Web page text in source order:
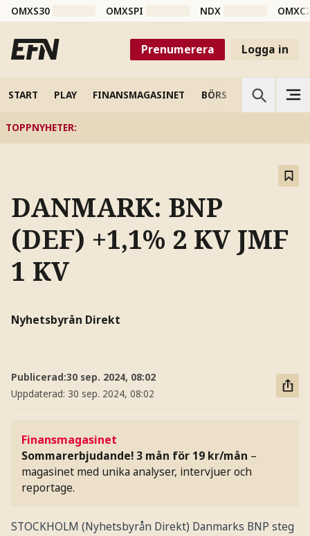
OMXS30 OMXSPI NDX
Prenumerera Logga in
START PLAY FINANSMAGASINET BÖRS VETENSKAP
TOPPNYHETER:
DANMARK: BNP
(DEF) +1,1% 2 KV JMF
1 KV
Nyhetsbyrån Direkt
Publicerad:30 sep. 2024, 08:02
Uppdaterad: 30 sep. 2024, 08:02
Finansmagasinet
Sommarerbjudande! 3 mån för 19 kr/mån –
magasinet med unika analyser, intervjuer och
reportage.
STOCKHOLM (Nyhetsbyrån Direkt) Danmarks BNP steg